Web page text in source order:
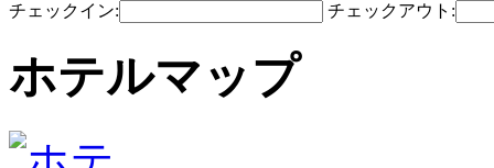
チェックイン: チェックアウト:
ホテルマップ